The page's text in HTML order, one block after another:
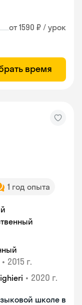
от 1590 ₽ / урок
время
1 год опыта
• 2015 г.
• 2020 г.
школе в